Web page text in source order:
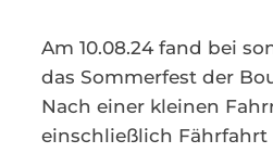
Am 10.08.24 fand bei
das Sommerfest der
Nach einer kleinen
einschließlich